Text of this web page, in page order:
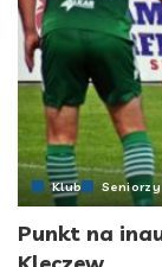
Klub Seniorzy
Punkt na